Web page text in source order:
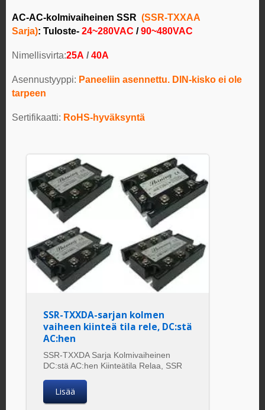
AC-AC-kolmivaiheinen SSR (SSR-TXXAA
Sarja): Tuloste- 24~280VAC /90~480VAC
Nimellisvirta:25A /40A
Asennustyyppi: Paneeliin asennettu. DIN-kisko ei ole
tarpeen
Sertifikaatti: RoHS-hyväksyntä
SSR-TXXDA-sarjan kolmen
vaiheen kiinteä tila rele, DC:stä
AC:hen
SSR-TXXDA Sarja Kolmivaiheinen
DC:stä AC:hen Kiinteätila Relaa, SSR
Lisää